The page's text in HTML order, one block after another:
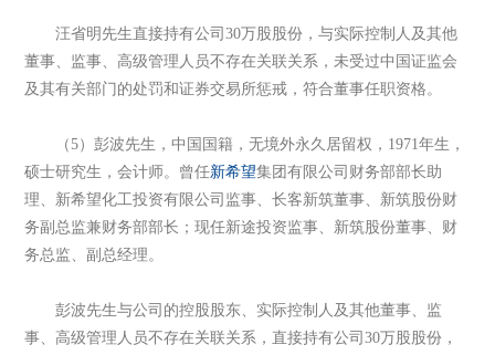
汪省明先生直接持有公司30万股股份，与实际控制人及其他
董事、监事、高级管理人员不存在关联关系，未受过中国证监会
及其有关部门的处罚和证券交易所惩戒，符合董事任职资格。
（5）彭波先生，中国国籍，无境外永久居留权，1971年生，
硕士研究生，会计师。曾任新希望集团有限公司财务部部长助
理、新希望化工投资有限公司监事、长客新筑董事、新筑股份财
务副总监兼财务部部长；现任新途投资监事、新筑股份董事、财
务总监、副总经理。
彭波先生与公司的控股股东、实际控制人及其他董事、监
事、高级管理人员不存在关联关系，直接持有公司30万股股份，